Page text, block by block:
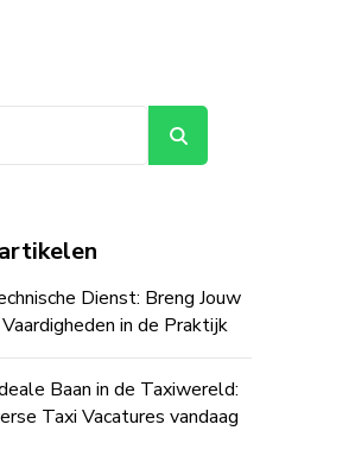
Dienst: Breng Jouw
in de Praktijk
Baan in de Taxiwereld:
Taxi Vacatures vandaag